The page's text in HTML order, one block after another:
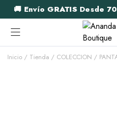
🚚 Envío GRATISDesde
Inicio Tienda COLECCION